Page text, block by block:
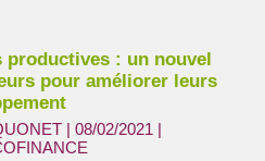
productives : un nouvel
pour améliorer leurs
| 08/02/2021 |